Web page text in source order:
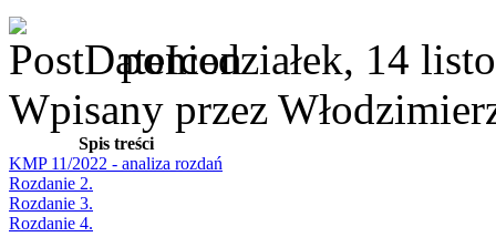
poniedziałek, 14
Wpisany przez
Spis treści
KMP 11/2022 - analiza rozdań
Rozdanie 2.
Rozdanie 3.
Rozdanie 4.